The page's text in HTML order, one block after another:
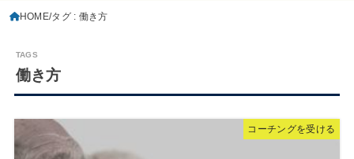
HOME タグ : 働き方
働き方
コーチングを受ける